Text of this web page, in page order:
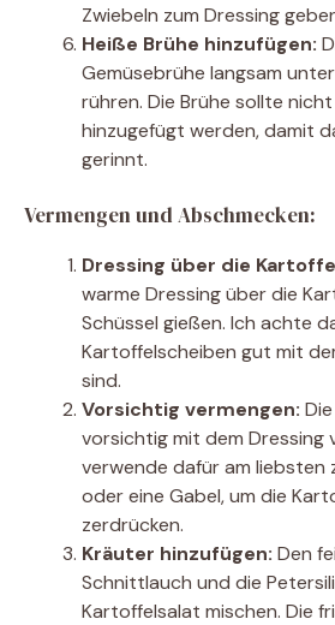
Zwiebeln zum Dressing
Heiße Brühe hinzufügen:
Gemüsebrühe langsam
rühren. Die Brühe sollte
hinzugefügt werden, damit
gerinnt.
Vermengen und Abschmecken:
Dressing über die
warme Dressing über die
Schüssel gießen. Ich achte
Kartoffelscheiben gut mit
sind.
Vorsichtig vermengen:
vorsichtig mit dem Dressing
verwende dafür am liebsten
oder eine Gabel, um die
zerdrücken.
Kräuter hinzufügen: Den
Schnittlauch und die
Kartoffelsalat mischen. Die